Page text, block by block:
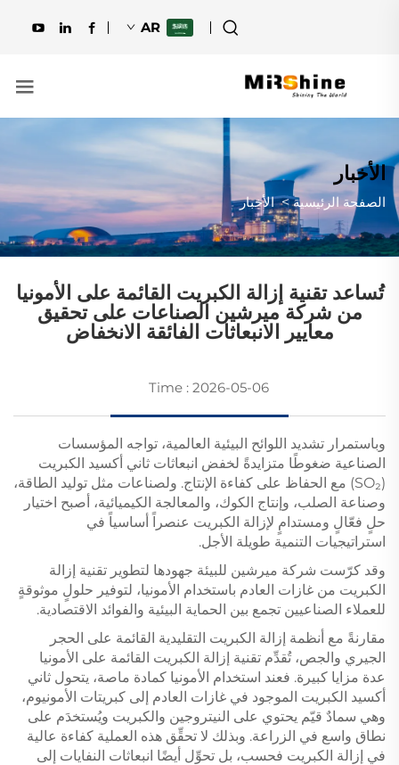
AR
الأخبار
الصفحة الرئيسية>الأخبار
تُساعد تقنية إزالة الكبريت القائمة على الأمونيا
من شركة ميرشين الصناعات على تحقيق
معايير الانبعاثات الفائقة الانخفاض
Time : 2026-05-06
وباستمرار تشديد اللوائح البيئية العالمية، تواجه المؤسسات
الصناعية ضغوطًا متزايدةً لخفض انبعاثات ثاني أكسيد الكبريت
(SO₂) مع الحفاظ على كفاءة الإنتاج. ولصناعات مثل توليد الطاقة،
وصناعة الصلب، وإنتاج الكوك، والمعالجة الكيميائية، أصبح اختيار
حلٍ فعّالٍ ومستدامٍ لإزالة الكبريت عنصراً أساسياً في
استراتيجيات التنمية طويلة الأجل.
وقد كرّست شركة ميرشين للبيئة جهودها لتطوير تقنية إزالة
الكبريت من غازات العادم باستخدام الأمونيا، لتوفير حلولٍ موثوقةٍ
للعملاء الصناعيين تجمع بين الحماية البيئية والفوائد الاقتصادية.
مقارنةً مع أنظمة إزالة الكبريت التقليدية القائمة على الحجر
الجيري والجص، تُقدِّم تقنية إزالة الكبريت القائمة على الأمونيا
عدة مزايا كبيرة. فعند استخدام الأمونيا كمادة ماصة، يتحول ثاني
أكسيد الكبريت الموجود في غازات العادم إلى كبريتات الأمونيوم،
وهي سمادٌ قيّم يحتوي على النيتروجين والكبريت ويُستخدَم على
نطاق واسع في الزراعة. وبذلك لا تحقِّق هذه العملية كفاءة عالية
في إزالة الكبريت فحسب، بل تحوِّل أيضًا انبعاثات النفايات إلى